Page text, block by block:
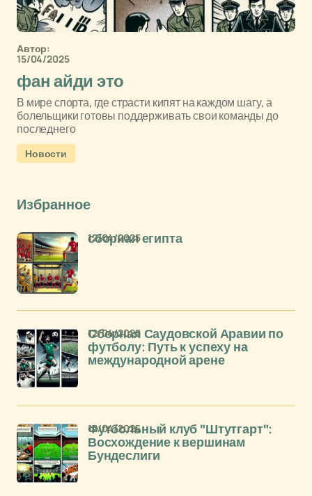
Автор:
15/04/2025
фан айди это
В мире спорта, где страсти кипят на каждом шагу, а
болельщики готовы поддерживать свои команды до
последнего
Новости
Избранное
сборная египта
12/04/2025
Сборная Саудовской Аравии по
футболу: Путь к успеху на
международной арене
12/04/2025
Футбольный клуб "Штутгарт":
Восхождение к вершинам
Бундеслиги
12/04/2025